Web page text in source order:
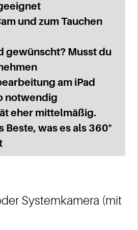
und zum Tauchen
gewünscht? Musst du
am iPad
notwendig
eher mittelmäßig.
Beste, was es als 360°
Systemkamera (mit